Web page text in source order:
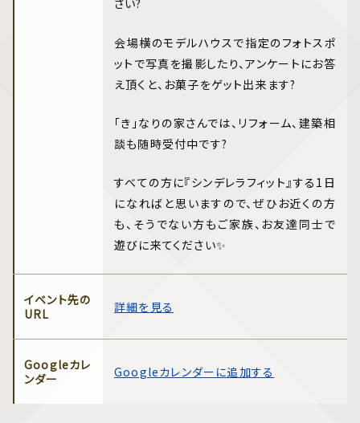
さい?
会場横のモデルハウスで指定のフォトスポ
ットで写真を撮影したり、アンケートにお答
え頂くと、お菓子をゲット出来ます?
「き」なりの家さんでは、リフォーム、建築相
談も随時受付中です?️
すべての方に『シンデレラフィット』する1日
になればと思いますので、ぜひお近くの方
も、そうでない方もご家族、お友達同士で
遊びに来てください✨
イベント先の
URL
詳細を見る
Googleカレ
ンダー
Googleカレンダーに追加する